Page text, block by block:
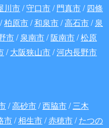
川市/守口市/門真市/ 四條
/柏原市/和泉市/高石市/泉
市/泉南市/阪南市/松原
/大阪狭山市/河内長野市
/高砂市/西脇市/三木
市/相生市/赤穂市/たつの